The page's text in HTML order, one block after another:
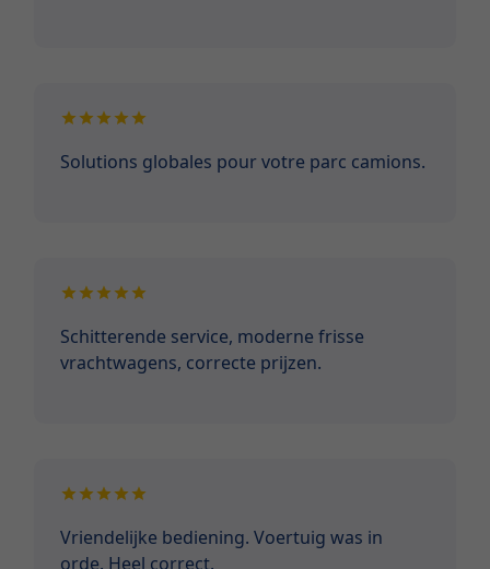
Solutions globales pour votre parc camions.
Schitterende service, moderne frisse
vrachtwagens, correcte prijzen.
Vriendelijke bediening. Voertuig was in
orde. Heel correct.